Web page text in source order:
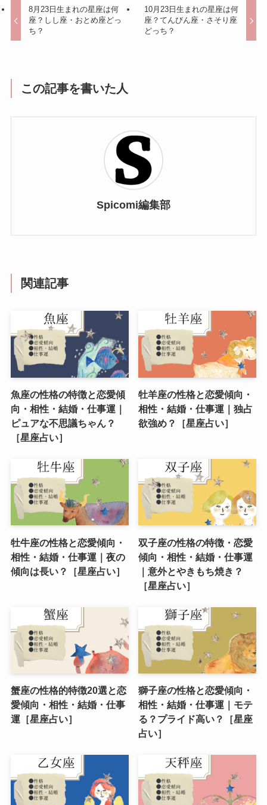
8月23日生まれの星座は何
座？しし座・おとめ座どっ
ち？
10月23日生まれの星座は何
座？てんびん座・さそり座
どっち？
この記事を書いた人
Spicomi編集部
関連記事
魚座の性格の特徴と恋愛傾
向・相性・結婚・仕事運｜
ピュアな不思議ちゃん？
［星座占い］
牡羊座の性格と恋愛傾向・
相性・結婚・仕事運｜独占
欲強め？［星座占い］
牡牛座の性格と恋愛傾向・
相性・結婚・仕事運｜夜の
傾向は長い？［星座占い］
双子座の性格の特徴・恋愛
傾向・相性・結婚・仕事運
｜意外とやきもち焼き？
［星座占い］
蟹座の性格的特徴20選と恋
愛傾向・相性・結婚・仕事
運［星座占い］
獅子座の性格と恋愛傾向・
相性・結婚・仕事運｜モテ
る？プライド高い？［星座
占い］